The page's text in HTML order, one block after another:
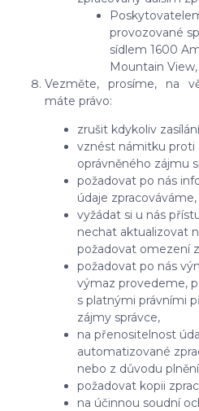
provozované
sídlem 1600
Mountain
Vezměte, prosíme, na
máte právo:
zrušit kdykoliv
vznést námitku proti
oprávněného zájmu
požadovat po nás
údaje zpracováváme,
vyžádat si u nás
nechat aktualizovat
požadovat omezení
požadovat po nás
výmaz provedeme,
s platnými právními
zájmy správce,
na přenositelnost
automatizované
nebo z důvodu
požadovat kopii
na účinnou soudní